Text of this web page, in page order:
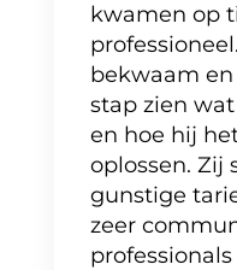
kwamen op
bekwaam
stap zien
en hoe hij
oplossen. Zij
gunstige
zeer